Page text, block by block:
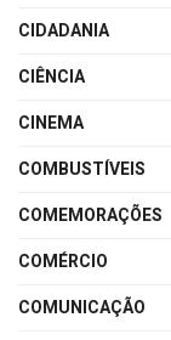
CIDADANIA
CIÊNCIA
CINEMA
COMBUSTÍVEIS
COMEMORAÇÕES
COMÉRCIO
COMUNICAÇÃO